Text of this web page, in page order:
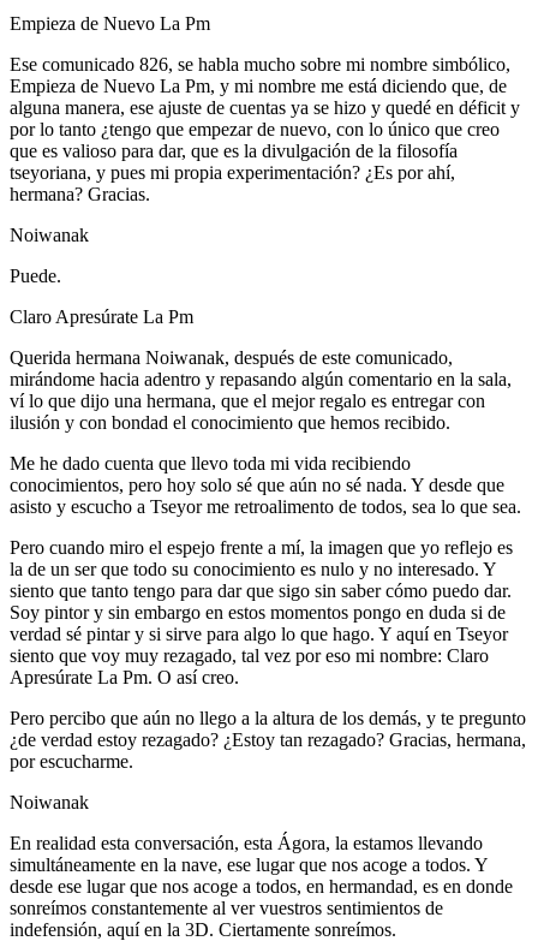
Empieza de Nuevo La Pm
Ese comunicado 826, se habla mucho sobre mi nombre simbólico,
Empieza de Nuevo La Pm, y mi nombre me está diciendo que, de
alguna manera, ese ajuste de cuentas ya se hizo y quedé en déficit y
por lo tanto ¿tengo que empezar de nuevo, con lo único que creo
que es valioso para dar, que es la divulgación de la filosofía
tseyoriana, y pues mi propia experimentación? ¿Es por ahí,
hermana? Gracias.
Noiwanak
Puede.
Claro Apresúrate La Pm
Querida hermana Noiwanak, después de este comunicado,
mirándome hacia adentro y repasando algún comentario en la sala,
ví lo que dijo una hermana, que el mejor regalo es entregar con
ilusión y con bondad el conocimiento que hemos recibido.
Me he dado cuenta que llevo toda mi vida recibiendo
conocimientos, pero hoy solo sé que aún no sé nada. Y desde que
asisto y escucho a Tseyor me retroalimento de todos, sea lo que sea.
Pero cuando miro el espejo frente a mí, la imagen que yo reflejo es
la de un ser que todo su conocimiento es nulo y no interesado. Y
siento que tanto tengo para dar que sigo sin saber cómo puedo dar.
Soy pintor y sin embargo en estos momentos pongo en duda si de
verdad sé pintar y si sirve para algo lo que hago. Y aquí en Tseyor
siento que voy muy rezagado, tal vez por eso mi nombre: Claro
Apresúrate La Pm. O así creo.
Pero percibo que aún no llego a la altura de los demás, y te pregunto
¿de verdad estoy rezagado? ¿Estoy tan rezagado? Gracias, hermana,
por escucharme.
Noiwanak
En realidad esta conversación, esta Ágora, la estamos llevando
simultáneamente en la nave, ese lugar que nos acoge a todos. Y
desde ese lugar que nos acoge a todos, en hermandad, es en donde
sonreímos constantemente al ver vuestros sentimientos de
indefensión, aquí en la 3D. Ciertamente sonreímos.